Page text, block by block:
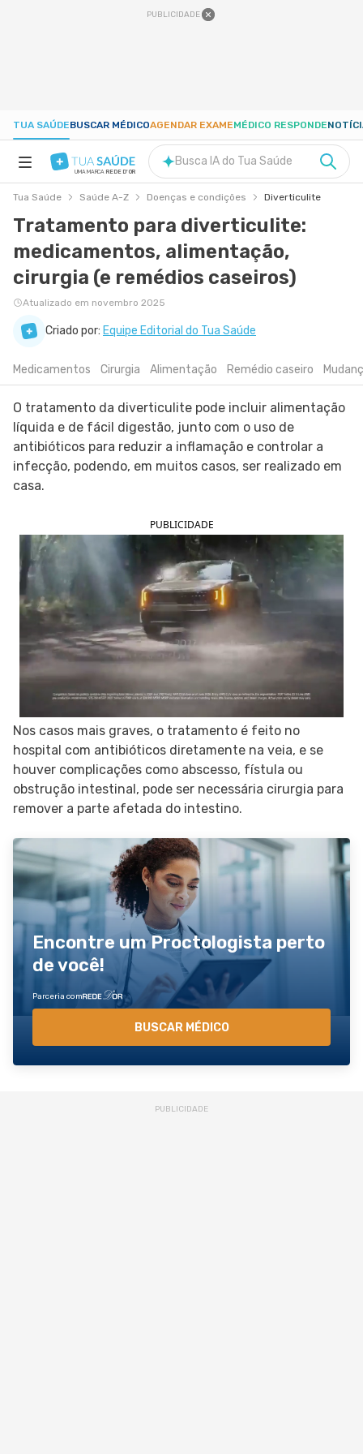
PUBLICIDADE
TUA SAÚDEBUSCAR MÉDICOAGENDAR EXAMEMÉDICO RESPONDE
NUTRIÇÃO
GRAVIDEZ
UMA MARCA REDE D'OR
Busca IA do Tua Saúde
Tua Saúde Saúde A-Z Doenças e condições Diverticulite
Tratamento para diverticulite:
medicamentos, alimentação,
cirurgia (e remédios caseiros)
Atualizado em novembro 2025
Criado por: Equipe Editorial do Tua Saúde
Medicamentos Cirurgia Alimentação Remédio caseiro
O tratamento da diverticulite pode incluir alimentação
líquida e de fácil digestão, junto com o uso de
antibióticos para reduzir a inflamação e controlar a
infecção, podendo, em muitos casos, ser realizado em
casa.
PUBLICIDADE
Nos casos mais graves, o tratamento é feito no
hospital com antibióticos diretamente na veia, e se
houver complicações como abscesso, fístula ou
obstrução intestinal, pode ser necessária cirurgia para
remover a parte afetada do intestino.
Encontre um Proctologista perto
de você!
Parceria com
BUSCAR MÉDICO